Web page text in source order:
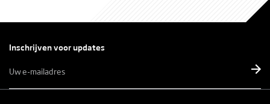
Inschrijven voor updates
mailadres *